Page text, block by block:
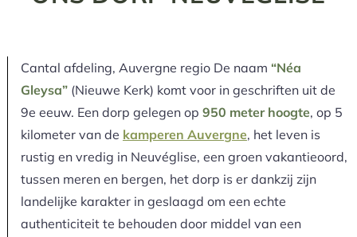
Cantal afdeling, Auvergne regio De naam “Néa
Gleysa”(Nieuwe Kerk) komt voor in geschriften uit de
9e eeuw. Een dorp gelegen op 950 meter hoogte, op 5
kilometer van de kamperen Auvergne, het leven is
rustig en vredig in Neuvéglise, een groen vakantieoord,
tussen meren en bergen, het dorp is er dankzij zijn
landelijke karakter in geslaagd om een echte
authenticiteit te behouden door middel van een